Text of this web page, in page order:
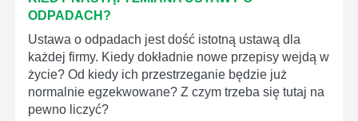
ODPADACH?
Ustawa o odpadach jest dość istotną ustawą dla
każdej firmy. Kiedy dokładnie nowe przepisy wejdą w
życie? Od kiedy ich przestrzeganie będzie już
normalnie egzekwowane? Z czym trzeba się tutaj na
pewno liczyć?